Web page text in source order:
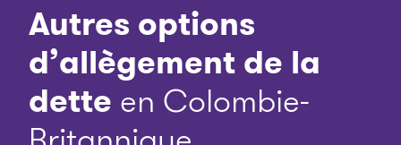
Autres options
d’allègement de la
dette en Colombie-